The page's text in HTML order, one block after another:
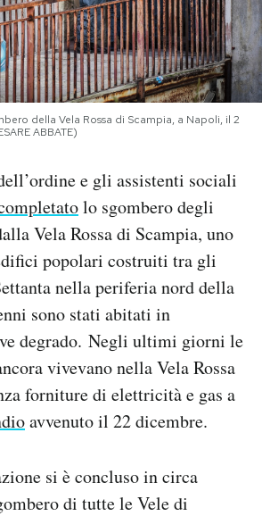
della Vela Rossa di Scampia, a Napoli, il 2
ABBATE)
e gli assistenti sociali
lo sgombero degli
Vela Rossa di Scampia, uno
popolari costruiti tra gli
nella periferia nord della
sono stati abitati in
degrado. Negli ultimi giorni le
vivevano nella Vela Rossa
forniture di elettricità e gas a
avvenuto il 22 dicembre.
si è concluso in circa
di tutte le Vele di